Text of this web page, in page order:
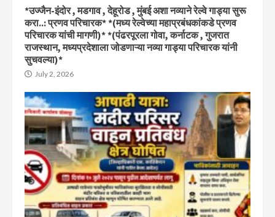
*उज्जैन-इंदोर , मडगाव , देहूरोड , मुंबई अशा नव्याने रेल्वे गाड्या सुरू
करा..: प्रणव परिचारक* *(मध्य रेल्वेच्या महाप्रबंधकांकडे प्रणव
परिचारक यांची मागणी)* *(पंढरपूरला गोवा, कर्नाटक , गुजरात
राजस्थान, मध्यप्रदेशाला जोडणाऱ्या नव्या गाड्या परिचारक यांनी
सुचवल्या)*
July 2, 2026